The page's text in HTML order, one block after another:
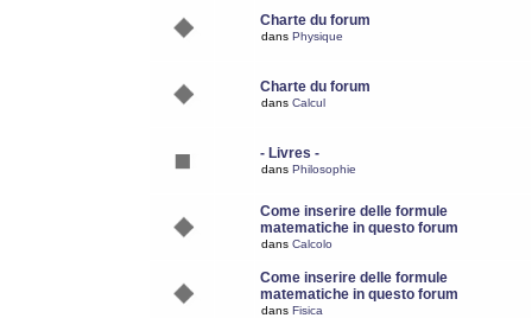
Charte du forum
dans Physique
Charte du forum
dans Calcul
- Livres -
dans Philosophie
Come inserire delle formule
matematiche in questo forum
dans Calcolo
Come inserire delle formule
matematiche in questo forum
dans Fisica